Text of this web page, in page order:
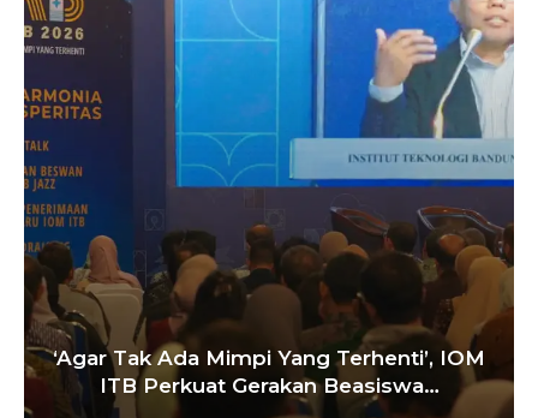
‘Agar Tak Ada Mimpi Yang Terhenti’, IOM
ITB Perkuat Gerakan Beasiswa…